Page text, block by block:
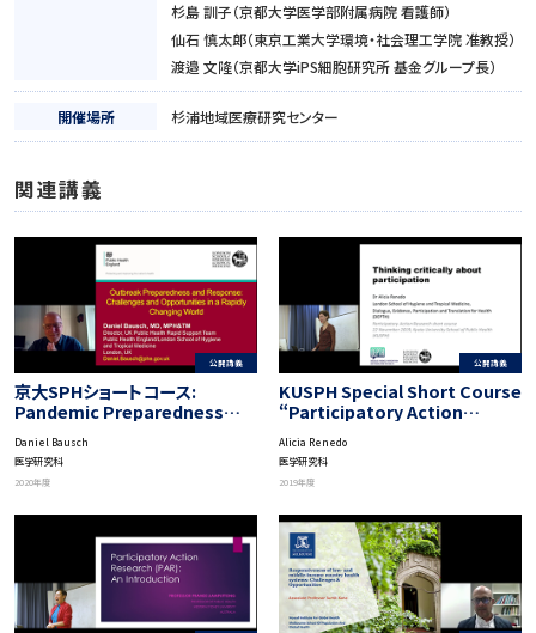
杉島 訓子（京都大学医学部附属病院 看護師）
仙石 慎太郎（東京工業大学環境・社会理工学院 准教授）
渡邉 文隆（京都大学iPS細胞研究所 基金グループ長）
開催場所 杉浦地域医療研究センター
関連講義
公開講義
京大SPHショートコース:
Pandemic Preparedness
Health Rapid Support Team
Daniel Bausch
医学研究科
2020年度
公開講義
KUSPH Special Short Course
“Participatory Action
Strategies of PAR
Alicia Renedo
医学研究科
2019年度